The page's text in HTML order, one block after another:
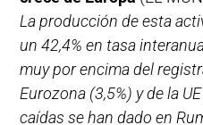
La producción de esta
un 42,4% en tasa
muy por encima del
Eurozona (3,5%) y de la
caídas se han dado en